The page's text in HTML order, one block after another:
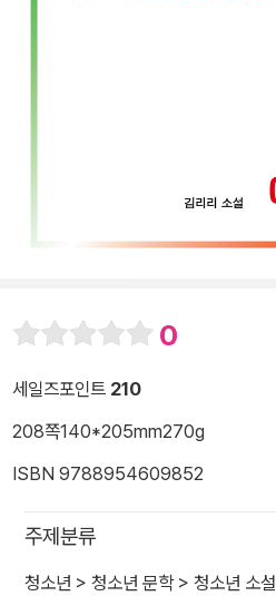
0
세일즈포인트 210
208쪽140*205mm270g
ISBN 9788954609852
주제분류
청소년 > 청소년 문학> 청소년 소설